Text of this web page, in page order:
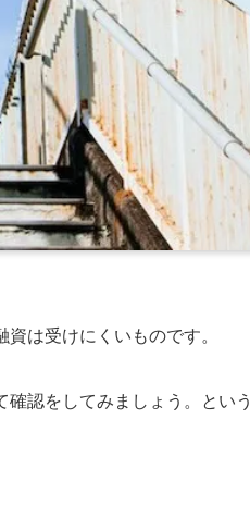
は受けにくいものです。
認をしてみましょう。という